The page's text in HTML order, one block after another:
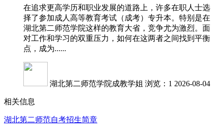
在追求更高学历和职业发展的道路上，许多在职人士选
择了参加成人高等教育考试（成考）专升本。特别是在
湖北第二师范学院这样的教育大省，竞争尤为激烈。面
对工作和学习的双重压力，如何在这两者之间找到平衡
点，成为......
湖北第二师范学院成教学姐 浏览：1 2026-08-04
相关信息
湖北第二师范自考招生简章